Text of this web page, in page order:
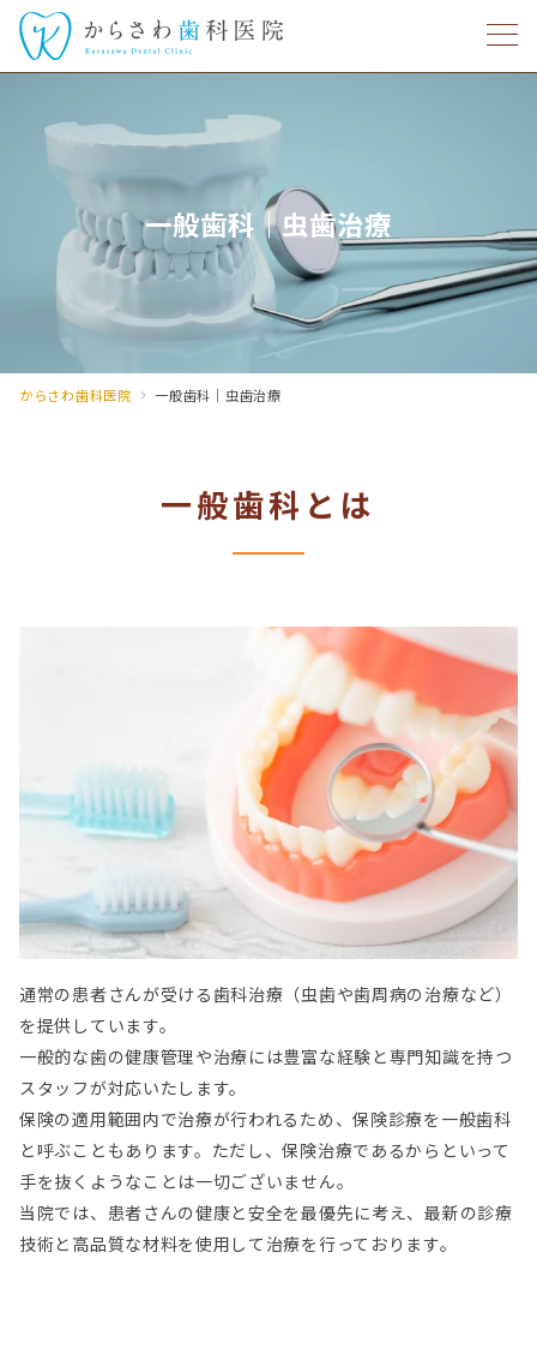
一般歯科｜虫歯治療
からさわ歯科医院 一般歯科｜虫歯治療
一般歯科とは
通常の患者さんが受ける歯科治療（虫歯や歯周病の治療など）
を提供しています。
一般的な歯の健康管理や治療には豊富な経験と専門知識を持つ
スタッフが対応いたします。
保険の適用範囲内で治療が行われるため、保険診療を一般歯科
と呼ぶこともあります。ただし、保険治療であるからといって
手を抜くようなことは一切ございません。
当院では、患者さんの健康と安全を最優先に考え、最新の診療
技術と高品質な材料を使用して治療を行っております。